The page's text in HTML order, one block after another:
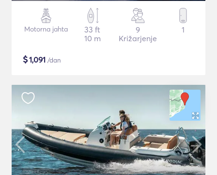
Motorna jahta
33 ft
10 m
9
Križarjenje
1
$1,091 /dan